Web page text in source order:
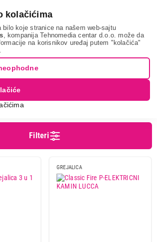
kolačićima
bilo koje stranice na našem web-sajtu
, kompanija Tehnomedia centar d.o.o. može da
na korisnikov uređaj putem "kolačića"
Grejalice Kaminske grejalice
Cena do
Prikaz
Filteri
GREJALICA